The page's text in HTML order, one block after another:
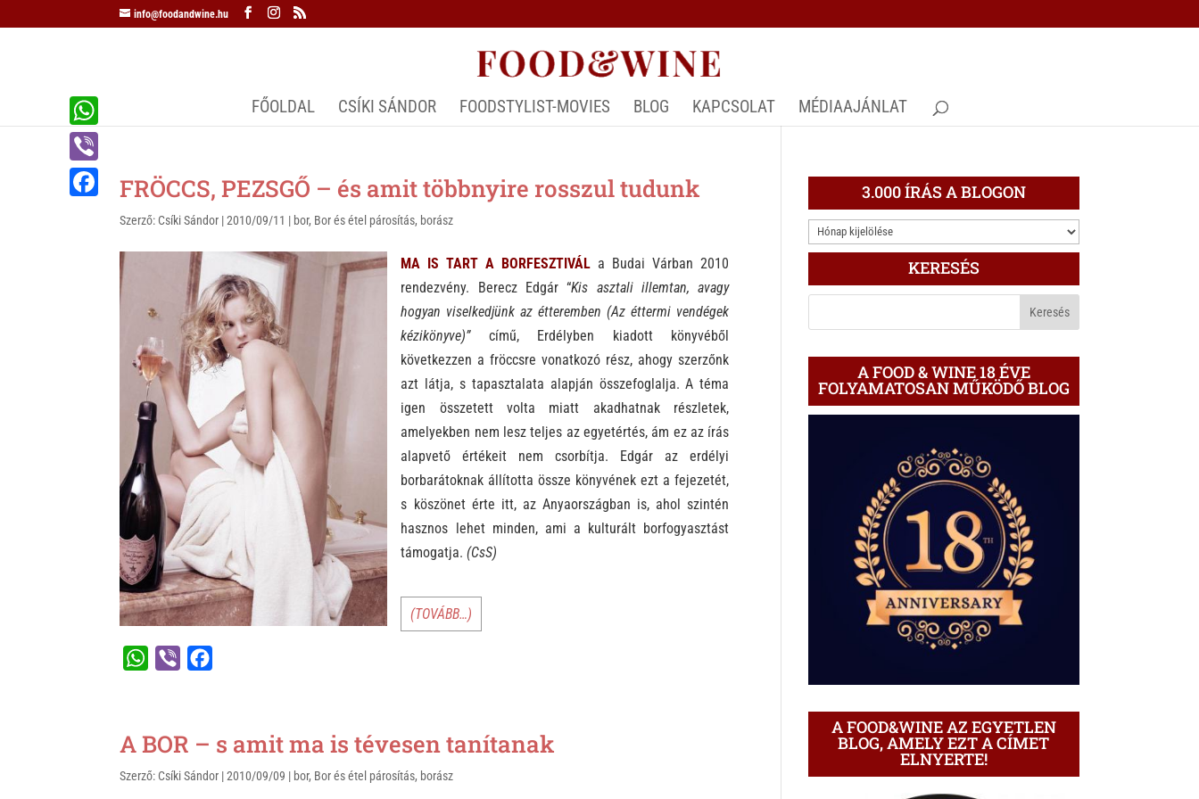
info@foodandwine.hu
FŐOLDAL CSÍKI SÁNDOR FOODSTYLIST-MOVIES BLOG KAPCSOLAT MÉDIAAJÁNLAT
FRÖCCS, PEZSGŐ – és amit többnyire rosszul tudunk
Szerző: Csíki Sándor |2010/09/11 | bor, Bor és étel párosítás, borász
MA IS TART A BORFESZTIVÁL a Budai Várban 2010
rendezvény. Berecz Edgár “Kis asztali illemtan, avagy
hogyan viselkedjünk az étteremben (Az éttermi vendégek
kézikönyve)”című, Erdélyben kiadott könyvéből
következzen a fröccsre vonatkozó rész, ahogy szerzőnk
azt látja, s tapasztalata alapján összefoglalja. A téma
igen összetett volta miatt akadhatnak részletek,
amelyekben nem lesz teljes az egyetértés, ám ez az írás
alapvető értékeit nem csorbítja. Edgár az erdélyi
borbarátoknak állította össze könyvének ezt a fejezetét,
s köszönet érte itt, az Anyaországban is, ahol szintén
hasznos lehet minden, ami a kulturált borfogyasztást
támogatja.(CsS)
(TOVÁBB…)
W
t
s
A
e
r
b
o
W
h
a
V
A BOR – s amit ma is tévesen tanítanak
Szerző: Csíki Sándor |2010/09/09 | bor, Bor és étel párosítás, borász
3.000 ÍRÁS A BLOGON
3.000
ÍRÁS
BLOGON
KERESÉS
A FOOD & WINE 18 ÉVE
FOLYAMATOSAN MŰKÖDŐ BLOG
A FOOD&WINE AZ EGYETLEN
BLOG, AMELY EZT A CÍMET
ELNYERTE!